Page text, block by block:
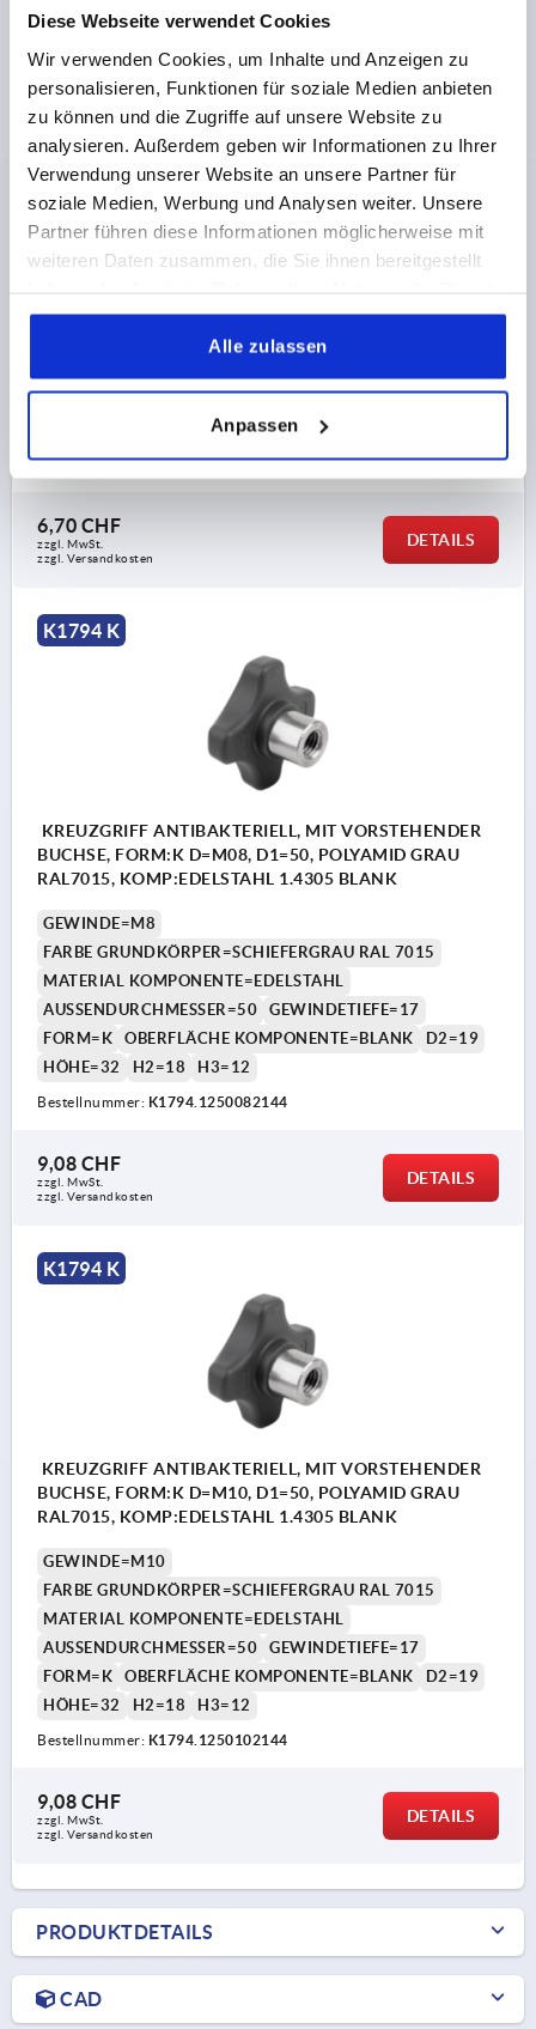
Diese Webseite verwendet Cookies
Wir verwenden Cookies, um Inhalte und Anzeigen zu
personalisieren, Funktionen für soziale Medien anbieten
zu können und die Zugriffe auf unsere Website zu
analysieren. Außerdem geben wir Informationen zu Ihrer
Verwendung unserer Website an unsere Partner für
soziale Medien, Werbung und Analysen weiter. Unsere
Partner führen diese Informationen möglicherweise mit
weiteren Daten zusammen, die Sie ihnen bereitgestellt
gesammelt haben.
Alle zulassen
Anpassen
KREUZGRIFF ANTIBAKTERIELL, MIT VORSTEHENDER
BUCHSE, FORM:K D=M08, D1=40, POLYAMID GRAU
RAL7015, KOMP:EDELSTAHL 1.4305 BLANK
FARBE GRUNDKÖRPER=SCHIEFERGRAU RAL 7015
MATERIAL KOMPONENTE=EDELSTAHL
FORM=K
OBERFLÄCHE KOMPONENTE=BLANK
D2=13,5
H3=10
Bestellnummer:K1794.1240082144
6,70 CHF
zzgl. MwSt.
zzgl. Versandkosten
DETAILS
K1794 K
KREUZGRIFF ANTIBAKTERIELL, MIT VORSTEHENDER
BUCHSE, FORM:K D=M08, D1=50, POLYAMID GRAU
RAL7015, KOMP:EDELSTAHL 1.4305 BLANK
GEWINDE=M8
FARBE GRUNDKÖRPER=SCHIEFERGRAU RAL 7015
MATERIAL KOMPONENTE=EDELSTAHL
AUSSENDURCHMESSER=50
GEWINDETIEFE=17
FORM=K
OBERFLÄCHE KOMPONENTE=BLANK
D2=19
HÖHE=32
H2=18 H3=12
Bestellnummer: K1794.1250082144
9,08 CHF
zzgl. MwSt.
zzgl. Versandkosten
DETAILS
K1794 K
KREUZGRIFF ANTIBAKTERIELL, MIT VORSTEHENDER
BUCHSE, FORM:K D=M10, D1=50, POLYAMID GRAU
RAL7015, KOMP:EDELSTAHL 1.4305 BLANK
GEWINDE=M10
FARBE GRUNDKÖRPER=SCHIEFERGRAU RAL 7015
MATERIAL KOMPONENTE=EDELSTAHL
AUSSENDURCHMESSER=50
GEWINDETIEFE=17
FORM=K
OBERFLÄCHE KOMPONENTE=BLANK
D2=19
HÖHE=32
H2=18 H3=12
Bestellnummer: K1794.1250102144
9,08 CHF
zzgl. MwSt.
zzgl. Versandkosten
DETAILS
PRODUKTDETAILS
CAD